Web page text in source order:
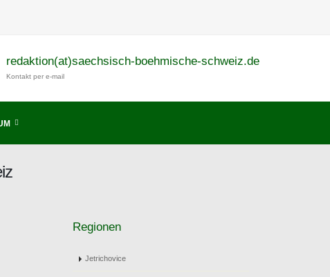
redaktion(at)saechsisch-boehmische-schweiz.de
Kontakt per e-mail
Regionen
Jetrichovice